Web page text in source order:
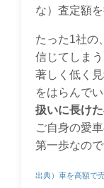
な）査定額
たった1社の
信じてしま
著しく低く
をはらんで
扱いに長け
ご自身の愛
第一歩なので
出典）車を高額で